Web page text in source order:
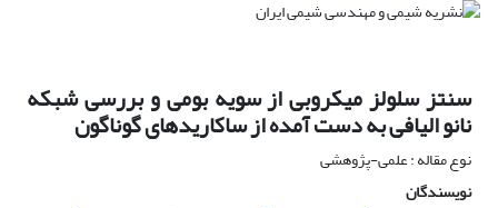
سنتز سلولز میکروبی از سویه بومی و بررسی شبکه
نانو الیافی به دست آمده از ساکاریدهای گوناگون
نوع مقاله : علمی-پژوهشی
نویسندگان